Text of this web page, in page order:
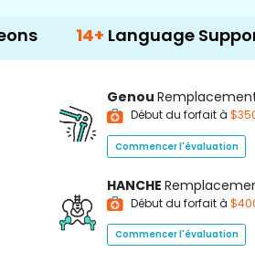
14+ Language Support
Genou
Début du forfait à
Commencer l'évaluation
HANCHE
Début du forfait à
Commencer l'évaluation